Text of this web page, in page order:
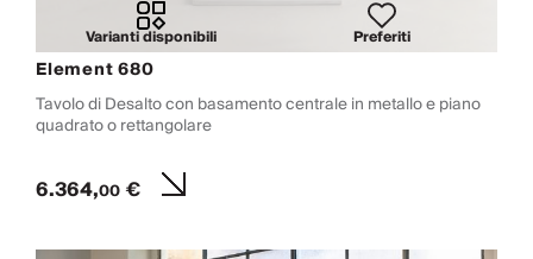
Varianti disponibili Preferiti
Element 680
Tavolo di Desalto con basamento centrale in metallo e piano
quadrato o rettangolare
6.364,00€